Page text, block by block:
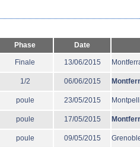
Phase Date
Finale 13/06/2015
1/2 06/06/2015
poule 23/05/2015
poule 17/05/2015
poule 09/05/2015